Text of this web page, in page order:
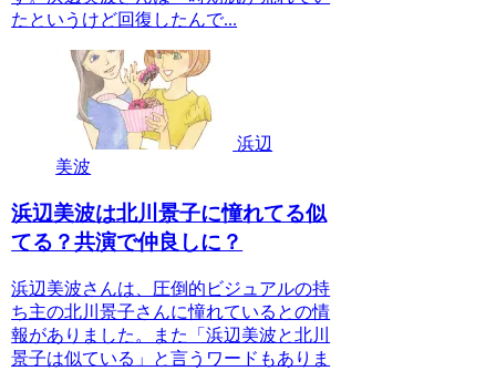
たというけど回復したんで...
浜辺
美波
浜辺美波は北川景子に憧れてる似
てる？共演で仲良しに？
浜辺美波さんは、圧倒的ビジュアルの持
ち主の北川景子さんに憧れているとの情
報がありました。また「浜辺美波と北川
景子は似ている」と言うワードもありま